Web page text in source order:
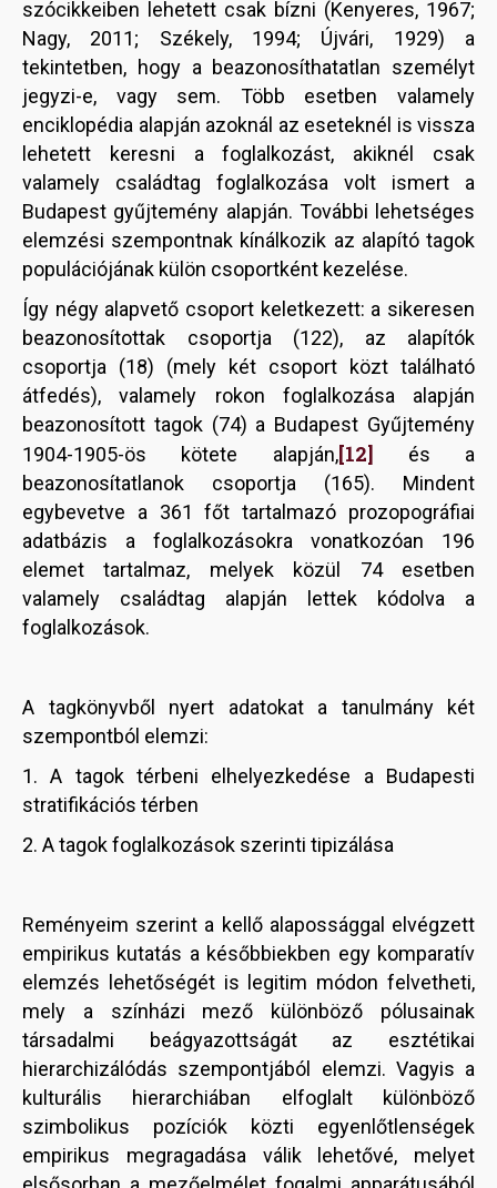
szócikkeiben lehetett csak bízni (Kenyeres, 1967;
Nagy, 2011; Székely, 1994; Újvári, 1929) a
tekintetben, hogy a beazonosíthatatlan személyt
jegyzi-e, vagy sem. Több esetben valamely
enciklopédia alapján azoknál az eseteknél is vissza
lehetett keresni a foglalkozást, akiknél csak
valamely családtag foglalkozása volt ismert a
Budapest gyűjtemény alapján. További lehetséges
elemzési szempontnak kínálkozik az alapító tagok
populációjának külön csoportként kezelése.
Így négy alapvető csoport keletkezett: a sikeresen
beazonosítottak csoportja (122), az alapítók
csoportja (18) (mely két csoport közt található
átfedés), valamely rokon foglalkozása alapján
beazonosított tagok (74) a Budapest Gyűjtemény
1904-1905-ös kötete alapján,[12] és a
beazonosítatlanok csoportja (165). Mindent
egybevetve a 361 főt tartalmazó prozopográfiai
adatbázis a foglalkozásokra vonatkozóan 196
elemet tartalmaz, melyek közül 74 esetben
valamely családtag alapján lettek kódolva a
foglalkozások.
A tagkönyvből nyert adatokat a tanulmány két
szempontból elemzi:
1. A tagok térbeni elhelyezkedése a Budapesti
stratifikációs térben
2. A tagok foglalkozások szerinti tipizálása
Reményeim szerint a kellő alapossággal elvégzett
empirikus kutatás a későbbiekben egy komparatív
elemzés lehetőségét is legitim módon felvetheti,
mely a színházi mező különböző pólusainak
társadalmi beágyazottságát az esztétikai
hierarchizálódás szempontjából elemzi. Vagyis a
kulturális hierarchiában elfoglalt különböző
szimbolikus pozíciók közti egyenlőtlenségek
empirikus megragadása válik lehetővé, melyet